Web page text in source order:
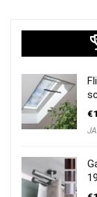
€